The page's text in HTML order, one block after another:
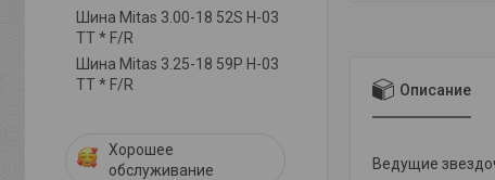
Описание
Ведущие
Шина Mitas 3.00-18 52S H-03
TT * F/R
Шина Mitas 3.25-18 59P H-03
TT * F/R
Хорошее
обслуживание